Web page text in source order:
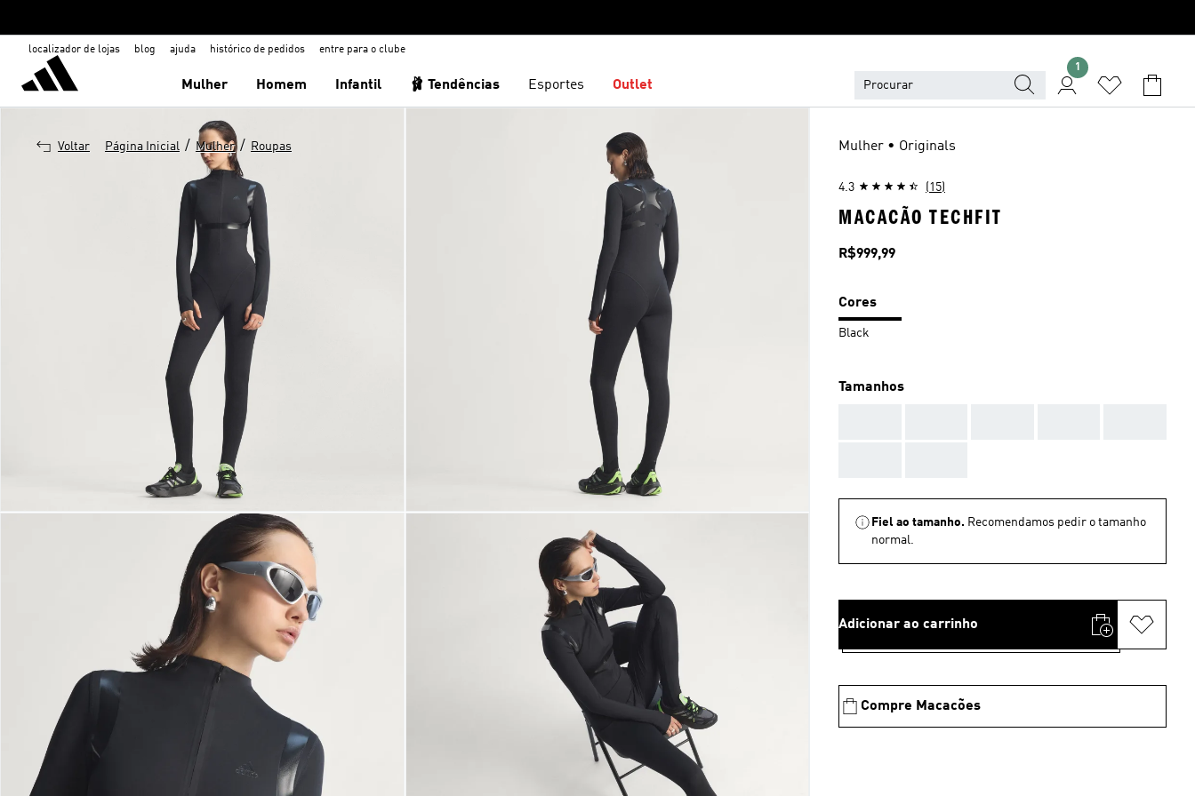
localizador de lojas blog ajuda histórico de pedidos entre para o clube
Mulher Homem Infantil 🩰 Tendências Esportes Outlet
Voltar Página Inicial / Mulher / Roupas Mulher • Originals
4.3 (15)
MACACÃO TECHFIT
Preço
R$999,99
Cores
Black
Tamanhos
Fiel ao tamanho. Recomendamos pedir o tamanho
normal.
Adicionar ao carrinho
Compre Macacões